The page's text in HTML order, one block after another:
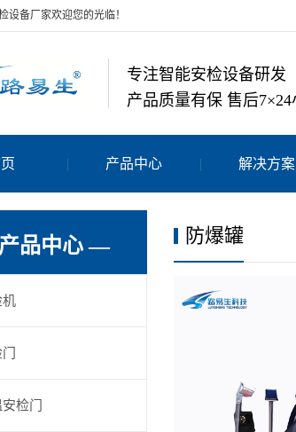
设备厂家欢迎您的光临！
专注智能安检设备研发
产品质量有保 售后
产品中心 解决方案
品中心 —
机
检门
防爆罐